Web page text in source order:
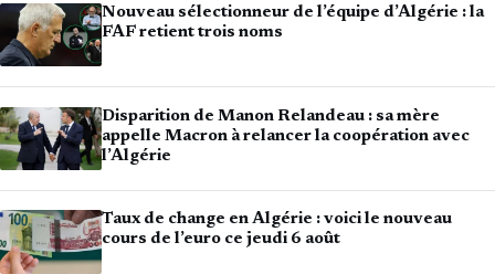
Nouveau sélectionneur de l’équipe d’Algérie : la
FAF retient trois noms
Disparition de Manon Relandeau : sa mère
appelle Macron à relancer la coopération avec
l’Algérie
Taux de change en Algérie : voici le nouveau
cours de l’euro ce jeudi 6 août